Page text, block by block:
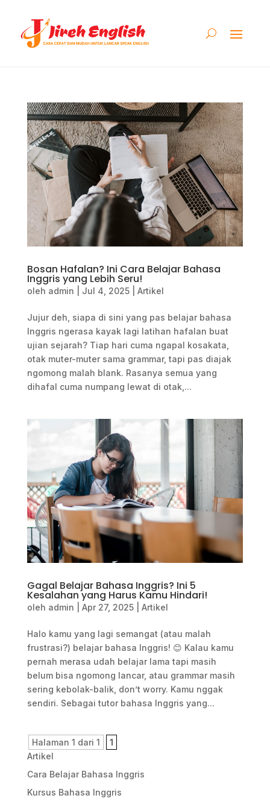
Bosan Hafalan? Ini Cara Belajar Bahasa
Inggris yang Lebih Seru!
oleh admin Jul 4, 2025| Artikel
Jujur deh, siapa di sini yang pas belajar bahasa
Inggris ngerasa kayak lagi latihan hafalan buat
ujian sejarah? Tiap hari cuma ngapal kosakata,
otak muter-muter sama grammar, tapi pas diajak
ngomong malah blank. Rasanya semua yang
dihafal cuma numpang lewat di otak,...
Gagal Belajar Bahasa Inggris? Ini 5
Kesalahan yang Harus Kamu Hindari!
oleh admin Apr 27, 2025| Artikel
Halo kamu yang lagi semangat (atau malah
frustrasi?) belajar bahasa Inggris! 😊 Kalau kamu
pernah merasa udah belajar lama tapi masih
belum bisa ngomong lancar, atau grammar masih
sering kebolak-balik, don’t worry. Kamu nggak
sendiri. Sebagai tutor bahasa Inggris yang...
Halaman 1 dari 1
1
Artikel
Cara Belajar Bahasa Inggris
Kursus Bahasa Inggris